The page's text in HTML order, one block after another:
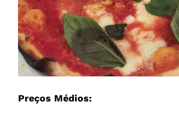
Preços Médios: